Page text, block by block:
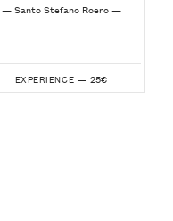
— Santo Stefano Roero —
EXPERIENCE — 25€